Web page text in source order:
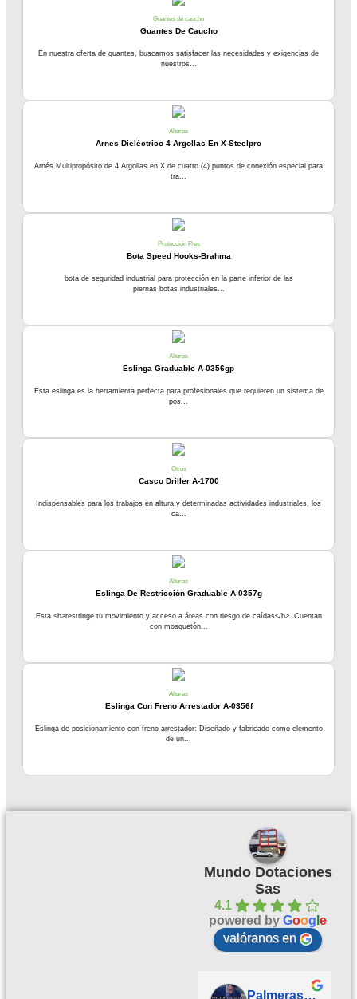
Guantes de caucho
Guantes De Caucho
En nuestra oferta de guantes, buscamos satisfacer las necesidades y exigencias de
nuestros...
Alturas
Arnes Dieléctrico 4 Argollas En X-Steelpro
Arnés Multipropósito de 4 Argollas en X de cuatro (4) puntos de conexión especial para
tra...
Protección Pies
Bota Speed Hooks-Brahma
bota de seguridad industrial para protección en la parte inferior de las
piernas botas industriales...
Alturas
Eslinga Graduable A-0356gp
Esta eslinga es la herramienta perfecta para profesionales que requieren un sistema de
pos...
Otros
Casco Driller A-1700
Indispensables para los trabajos en altura y determinadas actividades industriales, los
ca...
Alturas
Eslinga De Restricción Graduable A-0357g
Esta <b>restringe tu movimiento y acceso a áreas con riesgo de caídas</b>. Cuentan
con mosquetón...
Alturas
Eslinga Con Freno Arrestador A-0356f
Eslinga de posicionamiento con freno arrestador: Diseñado y fabricado como elemento
de un...
Mundo Dotaciones
Sas
4.1
powered by Goog e
valóranos en
Palmeras Doradas